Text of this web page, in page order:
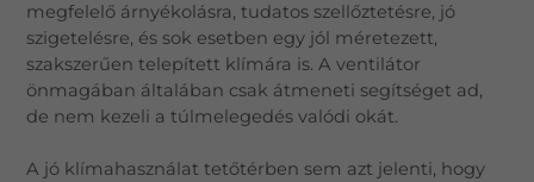
megfelelő árnyékolásra, tudatos szellőztetésre, jó
szigetelésre, és sok esetben egy jól méretezett,
szakszerűen telepített klímára is. A ventilátor
önmagában általában csak átmeneti segítséget ad,
de nem kezeli a túlmelegedés valódi okát.
A jó klímahasználat tetőtérben sem azt jelenti, hogy